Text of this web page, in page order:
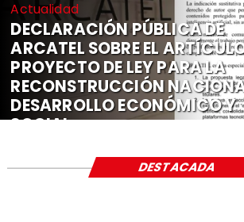
Actualidad
DECLARACIÓN PÚBLICA DE
ARCATEL SOBRE EL
PROYECTO DE LEY PARA LA
RECONSTRUCCIÓN
DESARROLLO ECONÓMICO Y
SOCIAL
DESTACADA